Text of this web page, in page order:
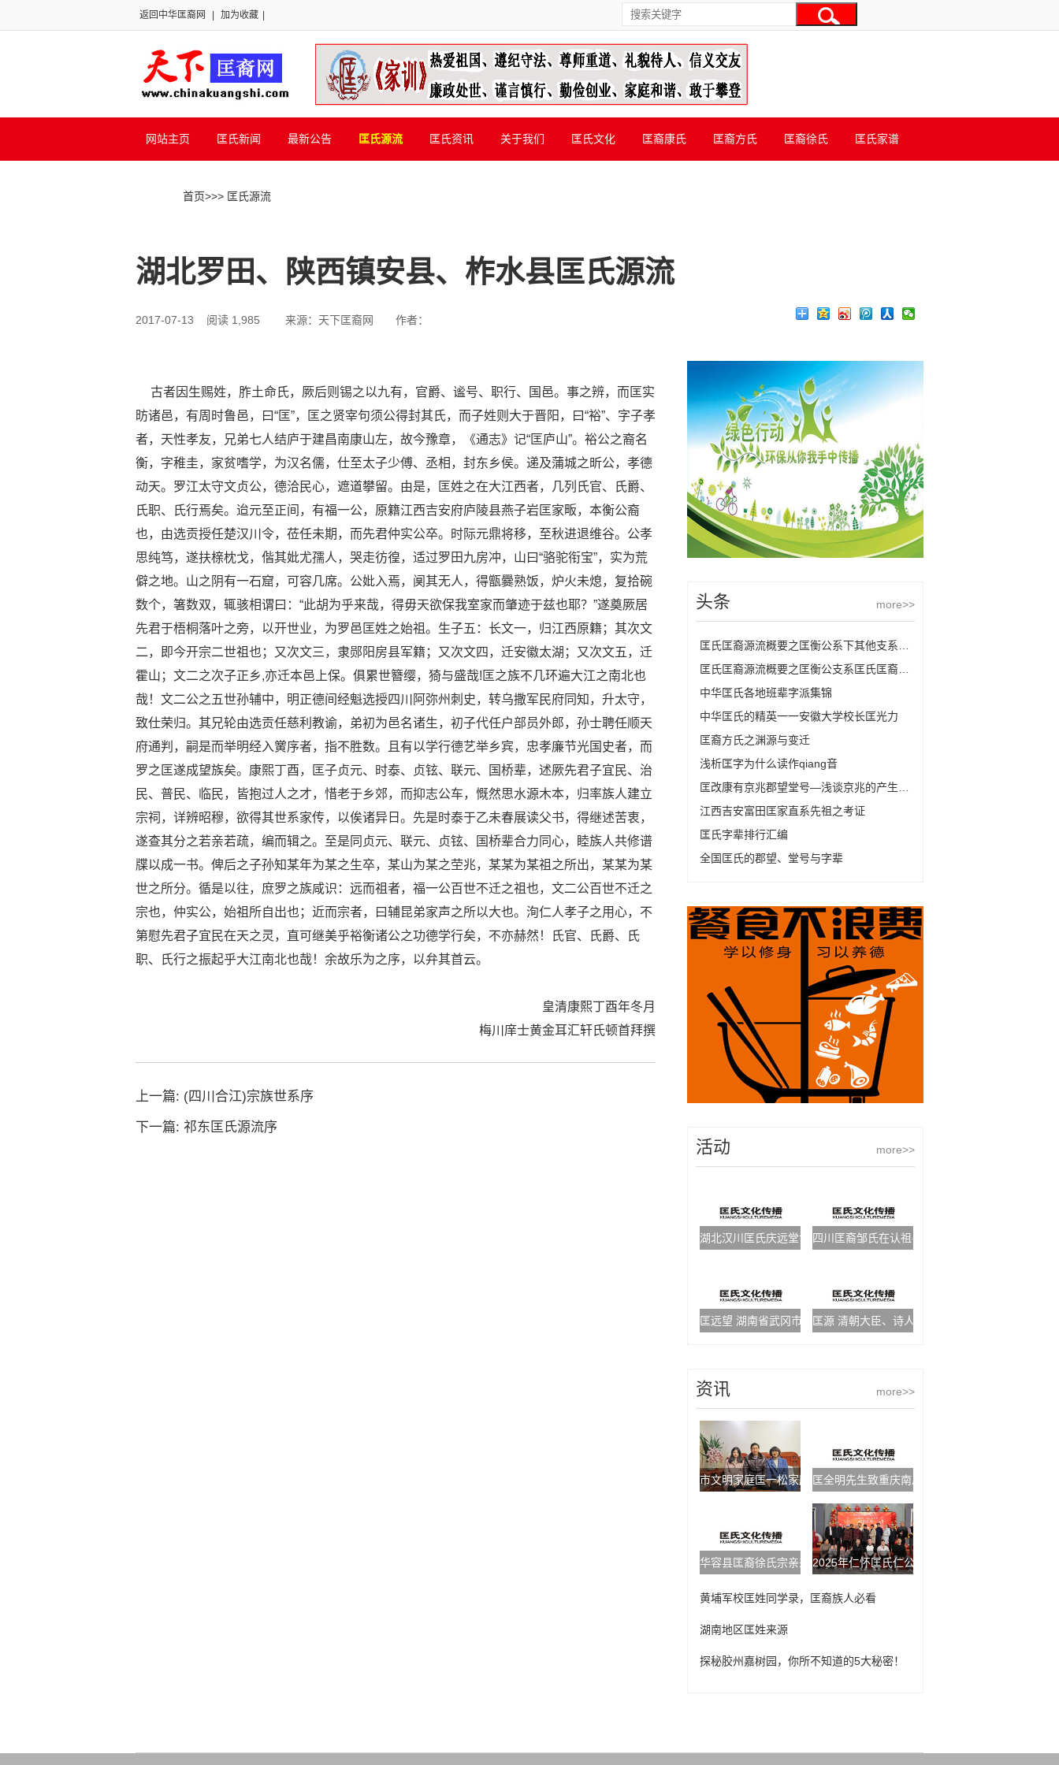
返回中华匡裔网 加为收藏
网站主页 匡氏新闻 最新公告 匡氏源流 匡氏资讯 关于我们 匡氏文化 匡裔康氏 匡裔方氏 匡裔徐氏 匡氏家谱
首页>>> 匡氏源流
湖北罗田、陕西镇安县、柞水县匡氏源流
2017-07-13 阅读 1,985 来源：天下匡裔网 作者：
古者因生赐姓，胙土命氏，厥后则锡之以九有，官爵、谧号、职行、国邑。事之辨，而匡实
昉诸邑，有周时鲁邑，曰“匡”，匡之贤宰句须公得封其氏，而子姓则大于晋阳，曰“裕”、字子孝
者，天性孝友，兄弟七人结庐于建昌南康山左，故今豫章，《通志》记“匡庐山”。裕公之裔名
衡，字稚圭，家贫嗜学，为汉名儒，仕至太子少傅、丞相，封东乡侯。递及蒲城之昕公，孝德
动天。罗江太守文贞公，德洽民心，遮道攀留。由是，匡姓之在大江西者，几列氏官、氏爵、
氏职、氏行焉矣。迨元至正间，有福一公，原籍江西吉安府庐陵县燕子岩匡家畈，本衡公裔
也，由选贡授任楚汉川令，莅任未期，而先君仲实公卒。时际元鼎将移，至秋进退维谷。公孝
思纯笃，遂扶榇枕戈，偕其妣尤孺人，哭走彷徨，适过罗田九房冲，山曰“骆驼衔宝”，实为荒
僻之地。山之阴有一石窟，可容几席。公妣入焉，阒其无人，得甑爨熟饭，炉火未熄，复拾碗
数个，箸数双，辄骇相谓曰：“此胡为乎来哉，得毋天欲保我室家而肇迹于兹也耶？”遂奠厥居
先君于梧桐落叶之旁，以开世业，为罗邑匡姓之始祖。生子五：长文一，归江西原籍；其次文
二，即今开宗二世祖也；又次文三，隶郧阳房县军籍；又次文四，迁安徽太湖；又次文五，迁
霍山；文二之次子正乡,亦迁本邑上保。俱累世簪缨，猗与盛哉!匡之族不几环遍大江之南北也
哉！文二公之五世孙辅中，明正德间经魁选授四川阿弥州刺史，转乌撒军民府同知，升太守，
致仕荣归。其兄轮由选贡任慈利教谕，弟初为邑名诸生，初子代任户部员外郎，孙士聘任顺天
府通判，嗣是而举明经入黉序者，指不胜数。且有以学行德艺举乡宾，忠孝廉节光国史者，而
罗之匡遂成望族矣。康熙丁酉，匡子贞元、时泰、贞铉、联元、国桥辈，述厥先君子宜民、治
民、普民、临民，皆抱过人之才，惜老于乡郊，而抑志公车，慨然思水源木本，归率族人建立
宗祠，详辨昭穆，欲得其世系家传，以俟诸异日。先是时泰于乙未春展读父书，得继述苦衷，
遂查其分之若亲若疏，编而辑之。至是同贞元、联元、贞铉、国桥辈合力同心，睦族人共修谱
牒以成一书。俾后之子孙知某年为某之生卒，某山为某之茔兆，某某为某祖之所出，某某为某
世之所分。循是以往，庶罗之族咸识：远而祖者，福一公百世不迁之祖也，文二公百世不迁之
宗也，仲实公，始祖所自出也；近而宗者，曰辅昆弟家声之所以大也。洵仁人孝子之用心，不
第慰先君子宜民在天之灵，直可继美乎裕衡诸公之功德学行矣，不亦赫然！氏官、氏爵、氏
职、氏行之振起乎大江南北也哉！余故乐为之序，以弁其首云。
皇清康熙丁酉年冬月
梅川庠士黄金耳汇轩氏顿首拜撰
上一篇: (四川合江)宗族世系序
下一篇: 祁东匡氏源流序
more>>
头条
中华匡氏各地班辈字派集锦
中华匡氏的精英一一安徽大学校长匡光力
匡裔方氏之渊源与变迁
浅析匡字为什么读作qiang音
江西吉安富田匡家直系先祖之考证
匡氏字辈排行汇编
全国匡氏的郡望、堂号与字辈
more>>
活动
湖北汉川匡氏庆远堂世系字派四川匡裔邹氏在认祖寻亲
匡远望 湖南省武冈市邓元泰镇党委委员
匡源 清朝大臣、诗人
more>>
资讯
市文明家庭匡一松家庭：阅读提升自我，志愿奉献他人
匡全明先生致重庆南川匡氏理事会成立贺电
华容县匡裔徐氏宗亲来修水访问2025年仁怀匡氏仁公后裔新春年会
黄埔军校匡姓同学录，匡裔族人必看
湖南地区匡姓来源
探秘胶州嘉树园，你所不知道的5大秘密！